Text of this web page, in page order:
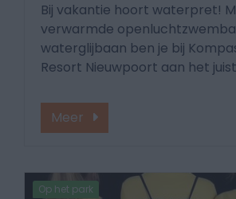
Bij vakantie hoort waterpret!
verwarmde
waterglijbaan ben je bij
Resort Nieuwpoort aan het
Meer
Op het park